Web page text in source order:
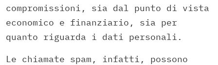
compromissioni, sia dal punto di vista
economico e finanziario, sia per
quanto riguarda i dati personali.
Le chiamate spam, infatti, possono